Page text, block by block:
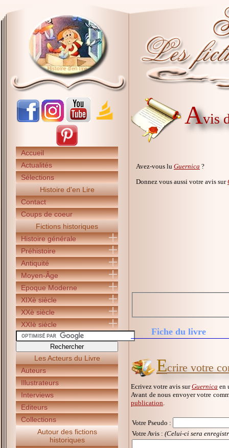
Accueil
Actualités
Sélections
Histoire d'en Lire
Contact
Coups de coeur
Fictions historiques
Histoire générale
Préhistoire
Antiquité
Moyen-Âge
Epoque Moderne
XIXè siècle
XXè siècle
XXIè siècle
Les Acteurs du Livre
Auteurs
Illustrateurs
Interviews
Editeurs
Collections
Autour des fictions
historiques
Avis
Avez-vous lu Guernica ?
Donnez vous aussi votre avis sur
Fiche du livre
Ecrire votre
Ecrivez votre avis surGuernica en
Avant de nous envoyer votre
publication
Votre Pseudo :
Votre Avis : (Celui-ci sera